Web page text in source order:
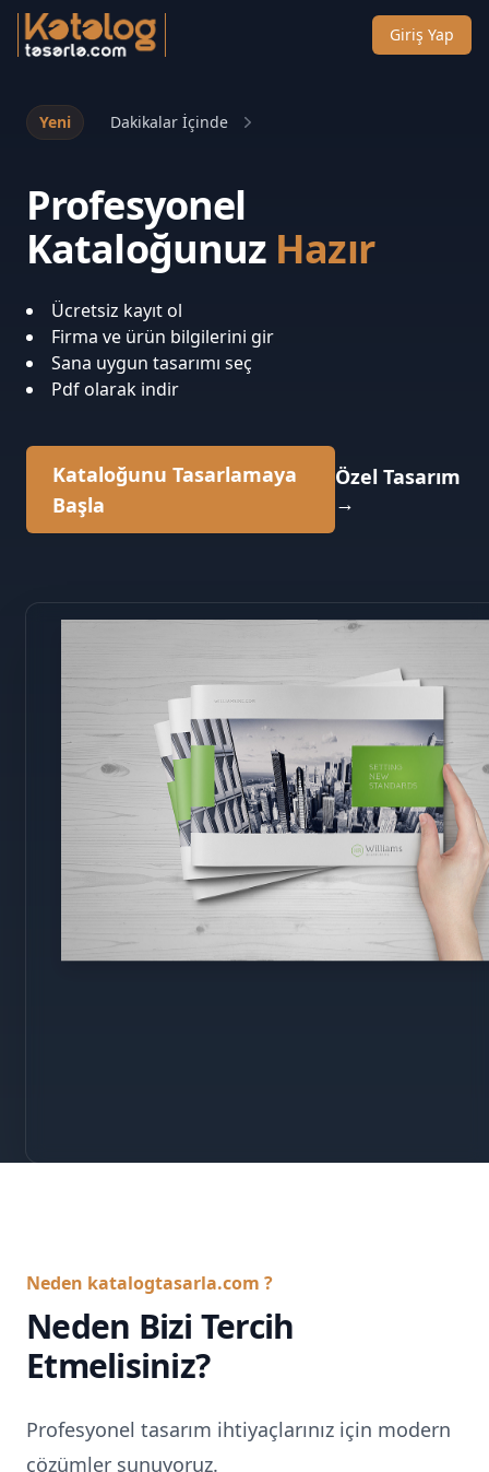
Giriş Yap
Yeni Dakikalar İçinde
Profesyonel
Kataloğunuz Hazır
Ücretsiz kayıt ol
Firma ve ürün bilgilerini gir
Sana uygun tasarımı seç
Pdf olarak indir
Kataloğunu Tasarlamaya
Başla
Özel Tasarım
→
Neden katalogtasarla.com ?
Neden Bizi Tercih
Etmelisiniz?
Profesyonel tasarım ihtiyaçlarınız için modern
çözümler sunuyoruz.